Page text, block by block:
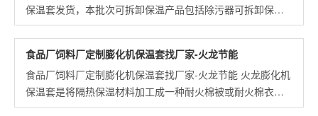
保温套发货，本批次可拆卸保温产品包括除污器可拆卸保温
套，板式换热器可拆卸保温套，阀门可拆卸保温套等。.....
食品厂饲料厂定制膨化机保温套找厂家-火龙节能
食品厂饲料厂定制膨化机保温套找厂家-火龙节能 火龙膨化机
保温套是将隔热保温材料加工成一种耐火棉被或耐火棉衣形
式的新型产品,借助耐火魔术贴或耐火纤维绑带固定,从而达到